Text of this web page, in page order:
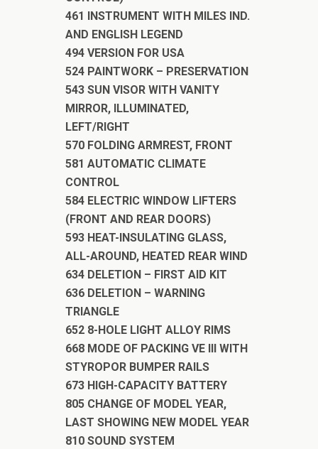
461 INSTRUMENT WITH MILES IND.
AND ENGLISH LEGEND
494 VERSION FOR USA
524 PAINTWORK – PRESERVATION
543 SUN VISOR WITH VANITY
MIRROR, ILLUMINATED,
LEFT/RIGHT
570 FOLDING ARMREST, FRONT
581 AUTOMATIC CLIMATE
CONTROL
584 ELECTRIC WINDOW LIFTERS
(FRONT AND REAR DOORS)
593 HEAT-INSULATING GLASS,
ALL-AROUND, HEATED REAR WIND
634 DELETION – FIRST AID KIT
636 DELETION – WARNING
TRIANGLE
652 8-HOLE LIGHT ALLOY RIMS
668 MODE OF PACKING VE III WITH
STYROPOR BUMPER RAILS
673 HIGH-CAPACITY BATTERY
805 CHANGE OF MODEL YEAR,
LAST SHOWING NEW MODEL YEAR
810 SOUND SYSTEM